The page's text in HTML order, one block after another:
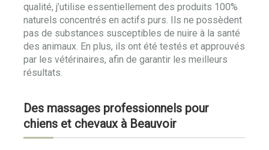
qualité, j’utilise essentiellement des produits 100%
naturels concentrés en actifs purs. Ils ne possèdent
pas de substances susceptibles de nuire à la santé
des animaux. En plus, ils ont été testés et approuvés
par les vétérinaires, afin de garantir les meilleurs
résultats.
Des massages professionnels pour
chiens et chevaux à Beauvoir